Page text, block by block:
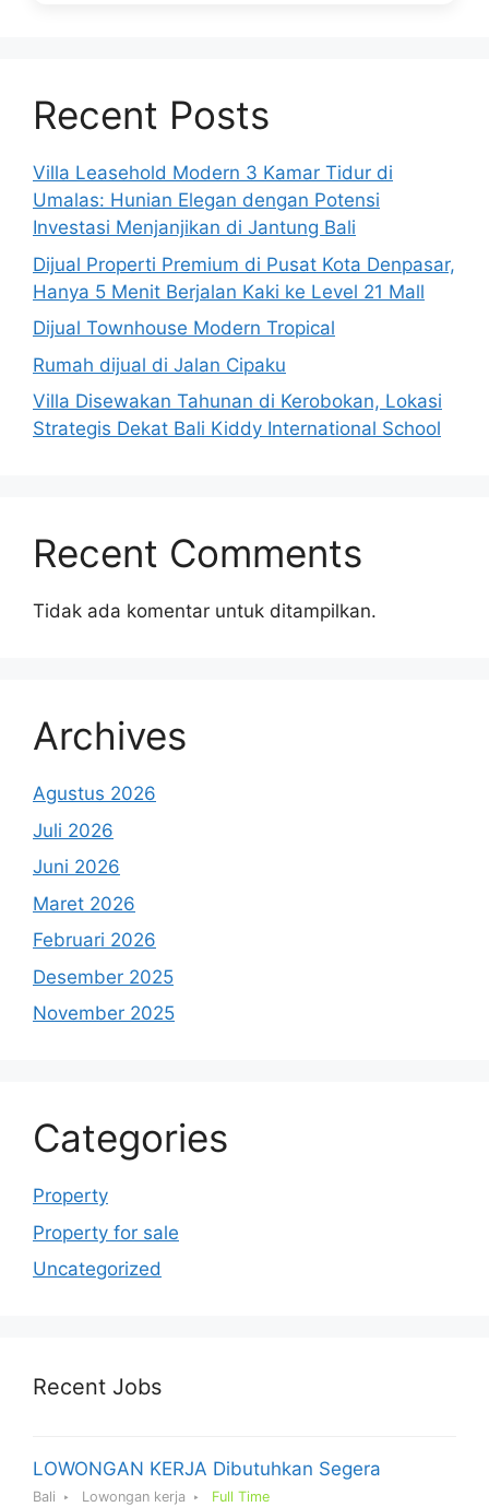
Recent Posts
Villa Leasehold Modern 3 Kamar Tidur di
Umalas: Hunian Elegan dengan Potensi
Investasi Menjanjikan di Jantung Bali
Dijual Properti Premium di Pusat Kota Denpasar,
Hanya 5 Menit Berjalan Kaki ke Level 21 Mall
Dijual Townhouse Modern Tropical
Rumah dijual di Jalan Cipaku
Villa Disewakan Tahunan di Kerobokan, Lokasi
Strategis Dekat Bali Kiddy International School
Recent Comments
Tidak ada komentar untuk ditampilkan.
Archives
Agustus 2026
Juli 2026
Juni 2026
Maret 2026
Februari 2026
Desember 2025
November 2025
Categories
Property
Property for sale
Uncategorized
Recent Jobs
LOWONGAN KERJA Dibutuhkan Segera
Bali Lowongan kerja Full Time